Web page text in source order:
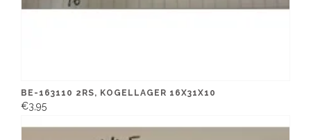
BE-163110 2RS, KOGELLAGER 16X31X10
€3,95